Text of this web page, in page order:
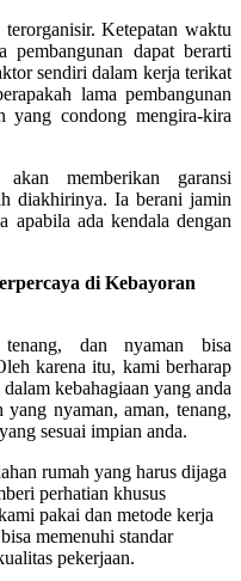
terorganisir.Ketepatan waktu
dapat berarti
sendiri dalam kerja terikat
lama pembangunan
yang condong mengira-kira
memberikan garansi
diakhirinya. Ia berani jamin
apabila ada kendala dengan
di Kebayoran
dan nyaman bisa
karena itu, kami berharap
kebahagiaan yang anda
yang nyaman, aman, tenang,
sesuai impian anda.
rumah yang harus dijaga
perhatian khusus
pakai dan metode kerja
memenuhi standar
pekerjaan.